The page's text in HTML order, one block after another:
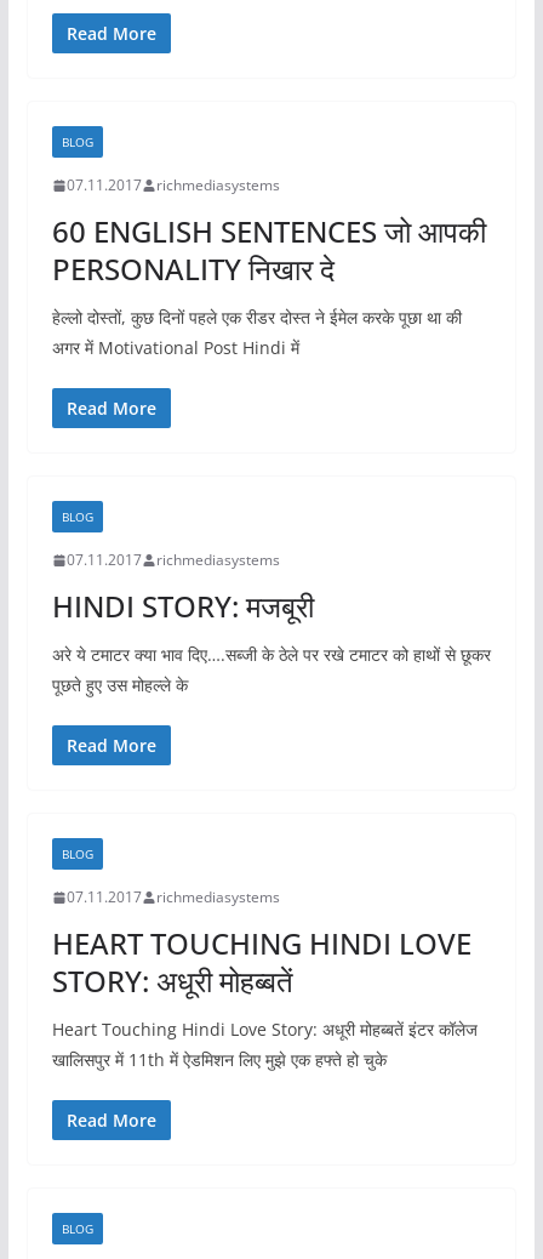
Read More
BLOG
07.11.2017 richmediasystems
60 ENGLISH SENTENCES जो आपकी
PERSONALITY निखार दे
हेल्लो दोस्तों, कुछ दिनों पहले एक रीडर दोस्त ने ईमेल करके पूछा था की
अगर में Motivational Post Hindi में
Read More
BLOG
07.11.2017 richmediasystems
HINDI STORY: मजबूरी
अरे ये टमाटर क्या भाव दिए….सब्जी के ठेले पर रखे टमाटर को हाथों से छूकर
पूछते हुए उस मोहल्ले के
Read More
BLOG
07.11.2017 richmediasystems
HEART TOUCHING HINDI LOVE
STORY: अधूरी मोहब्बतें
Heart Touching Hindi Love Story: अधूरी मोहब्बतें इंटर कॉलेज
खालिसपुर में 11th में ऐडमिशन लिए मुझे एक हफ्ते हो चुके
Read More
BLOG